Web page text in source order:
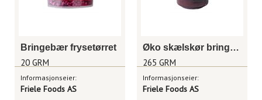
Bringebær frysetørret
20 GRM
Informasjonseier:
Friele Foods AS
Øko skælskør bringebærmarmelade
265 GRM
Informasjonseier:
Friele Foods AS